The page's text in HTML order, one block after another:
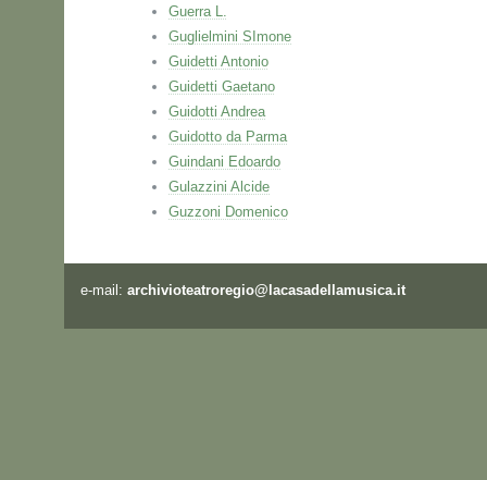
Guerra L.
Guglielmini SImone
Guidetti Antonio
Guidetti Gaetano
Guidotti Andrea
Guidotto da Parma
Guindani Edoardo
Gulazzini Alcide
Guzzoni Domenico
e-mail: archivioteatroregio@lacasadellamusica.it